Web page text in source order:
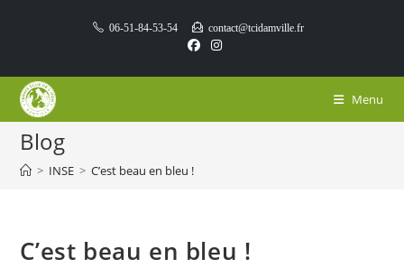
06-51-84-53-54 contact@tcidamville.fr
Menu
Blog
> INSE > C’est beau en bleu !
C’est beau en bleu !